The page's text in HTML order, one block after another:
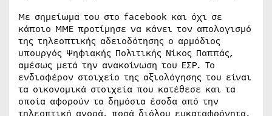
Με σημείωμα του στο facebook και όχι σε
κάποιο ΜΜΕ προτίμησε να κάνει τον απολογισμό
της τηλεοπτικής αδειοδότησης ο αρμόδιος
υπουργός Ψηφιακής Πολιτικής Νίκος Παππάς,
αμέσως μετά την ανακοίνωση του ΕΣΡ. Το
ενδιαφέρον στοιχείο της αξιολόγησης του είναι
τα οικονομικά στοιχεία που κατέθεσε και τα
οποία αφορούν τα δημόσια έσοδα από την